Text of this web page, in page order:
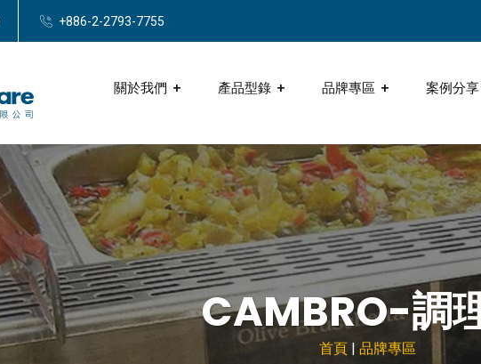
+886-2-2793-7755
關於我們 產品型錄 品牌專區 案例分享
CAMBRO-調
首頁| 品牌專區